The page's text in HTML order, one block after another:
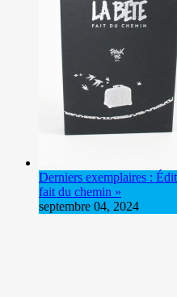
Derniers exemplaires :
fait du chemin »
septembre 04, 2024